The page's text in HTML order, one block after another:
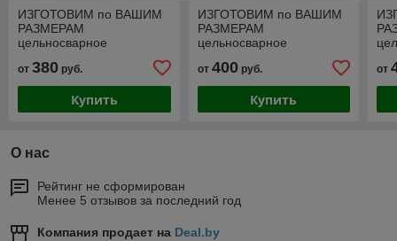
ИЗГОТОВИМ по ВАШИМ
РАЗМЕРАМ
цельносварное
от 380 руб.
Купить
ИЗГОТОВИМ по ВАШИМ
РАЗМЕРАМ
цельносварное
от 400руб.
Купить
от
О нас
Рейтинг не сформирован
Менее 5 отзывов за последний год
Компания продает на Deal.by